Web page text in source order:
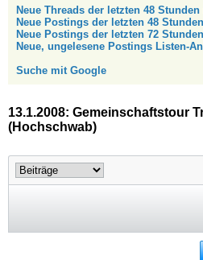
Neue Threads der letzten 48
Neue Postings der letzten 48 Stunden
Neue Postings der letzten 72
Neue, ungelesene Postings Listen-
Suche mit Google
13.1.2008: Gemeinschaftstour
(Hochschwab)